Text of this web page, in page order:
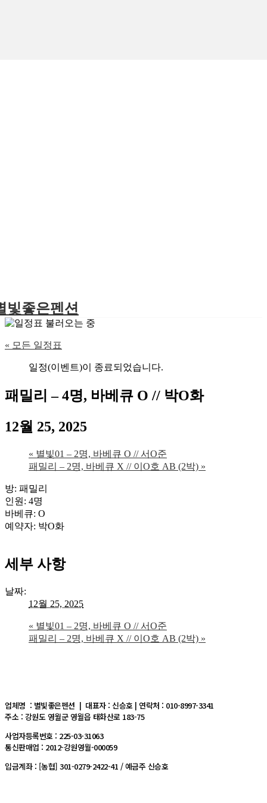
빛좋은펜션
« 모든 일정표
일정(이벤트)이 종료되었습니다.
패밀리 – 4명, 바베큐 O // 박O화
12월 25, 2025
« 별빛01 – 2명, 바베큐 O // 서O준
패밀리 – 2명, 바베큐 X // 이O호 AB (2박) »
방: 패밀리
인원: 4명
바베큐: O
예약자: 박O화
세부 사항
날짜:
12월 25, 2025
« 별빛01 – 2명, 바베큐 O // 서O준
패밀리 – 2명, 바베큐 X // 이O호 AB (2박) »
업체명 : 별빛좋은펜션 | 대표자 : 신승호 | 연락처 : 010-8997-3341
주소 : 강원도 영월군 영월읍 태화산로 183-75
사업자등록번호 : 225-03-31063
통신판매업 : 2012-강원영월-000059
입금계좌 : [농협] 301-0279-2422-41 / 예금주 신승호